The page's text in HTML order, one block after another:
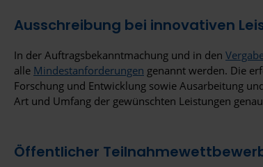
Ausschreibung bei innovativen
In der Auftragsbekanntmachung und in den
alle Mindestanforderungen genannt werden. Die
Forschung und Entwicklung sowie Ausarbeitung
Art und Umfang der gewünschten Leistungen
Öffentlicher